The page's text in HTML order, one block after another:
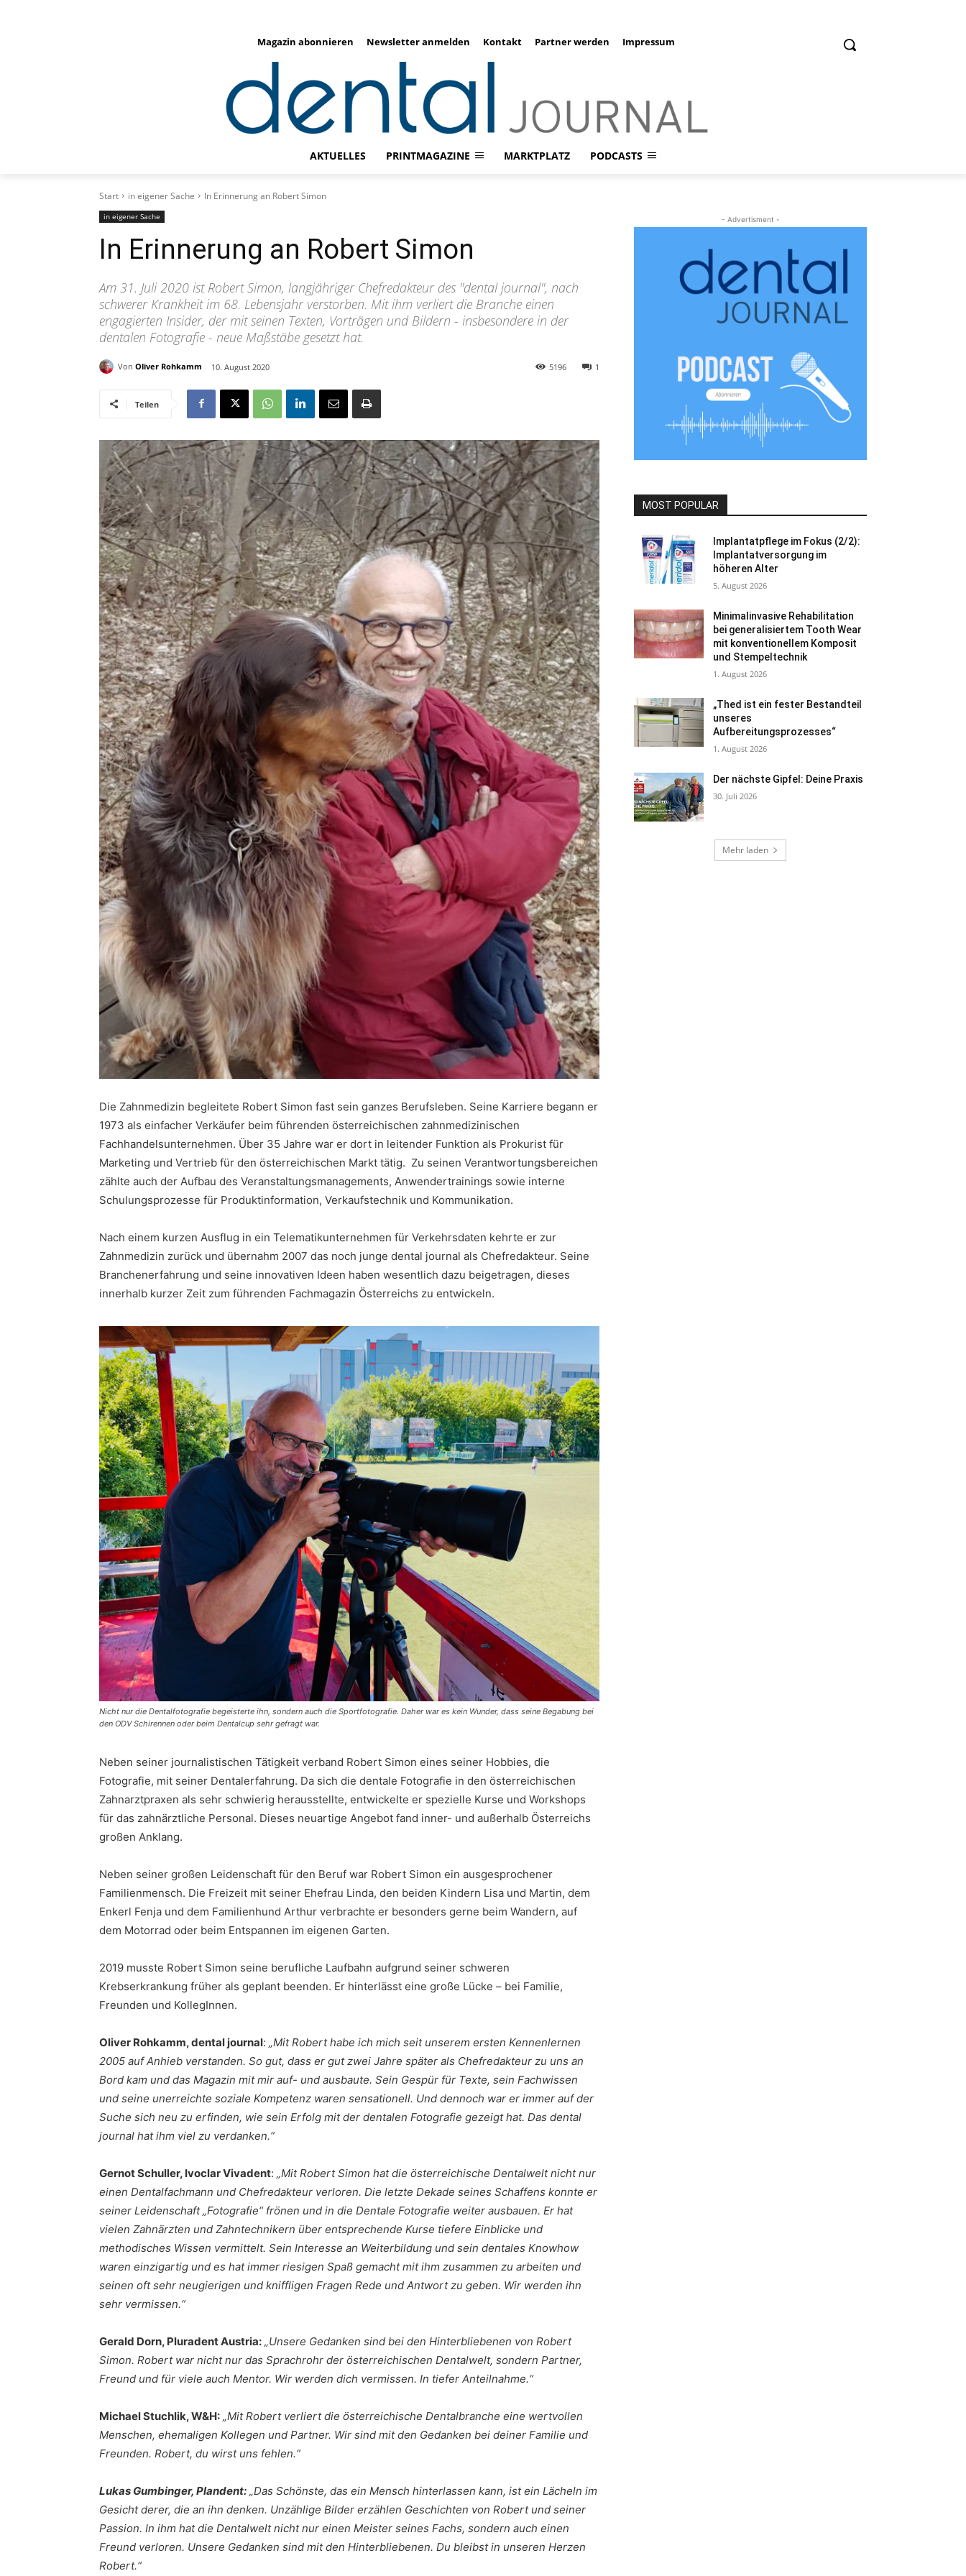
Magazin abonnieren Newsletter anmelden Kontakt Partner werden Impressum
AKTUELLES PRINTMAGAZINE MARKTPLATZ PODCASTS
Start in eigener Sache In Erinnerung an Robert Simon
in eigener Sache
In Erinnerung an Robert Simon
Am 31. Juli 2020 ist Robert Simon, langjähriger Chefredakteur des "dental journal", nach
schwerer Krankheit im 68. Lebensjahr verstorben. Mit ihm verliert die Branche einen
engagierten Insider, der mit seinen Texten, Vorträgen und Bildern - insbesondere in der
dentalen Fotografie - neue Maßstäbe gesetzt hat.
Von Oliver Rohkamm 10. August 2020 1
5196
Teilen
Die Zahnmedizin begleitete Robert Simon fast sein ganzes Berufsleben. Seine Karriere begann er
1973 als einfacher Verkäufer beim führenden österreichischen zahnmedizinischen
Fachhandelsunternehmen. Über 35 Jahre war er dort in leitender Funktion als Prokurist für
Marketing und Vertrieb für den österreichischen Markt tätig. Zu seinen Verantwortungsbereichen
zählte auch der Aufbau des Veranstaltungsmanagements, Anwendertrainings sowie interne
Schulungsprozesse für Produktinformation, Verkaufstechnik und Kommunikation.
Nach einem kurzen Ausflug in ein Telematikunternehmen für Verkehrsdaten kehrte er zur
Zahnmedizin zurück und übernahm 2007 das noch junge dental journal als Chefredakteur. Seine
Branchenerfahrung und seine innovativen Ideen haben wesentlich dazu beigetragen, dieses
innerhalb kurzer Zeit zum führenden Fachmagazin Österreichs zu entwickeln.
Nicht nur die Dentalfotografie begeisterte ihn, sondern auch die Sportfotografie. Daher war es kein Wunder, dass seine Begabung bei
den ODV Schirennen oder beim Dentalcup sehr gefragt war.
Neben seiner journalistischen Tätigkeit verband Robert Simon eines seiner Hobbies, die
Fotografie, mit seiner Dentalerfahrung. Da sich die dentale Fotografie in den österreichischen
Zahnarztpraxen als sehr schwierig herausstellte, entwickelte er spezielle Kurse und Workshops
für das zahnärztliche Personal. Dieses neuartige Angebot fand inner- und außerhalb Österreichs
großen Anklang.
Neben seiner großen Leidenschaft für den Beruf war Robert Simon ein ausgesprochener
Familienmensch. Die Freizeit mit seiner Ehefrau Linda, den beiden Kindern Lisa und Martin, dem
Enkerl Fenja und dem Familienhund Arthur verbrachte er besonders gerne beim Wandern, auf
dem Motorrad oder beim Entspannen im eigenen Garten.
2019 musste Robert Simon seine berufliche Laufbahn aufgrund seiner schweren
Krebserkrankung früher als geplant beenden. Er hinterlässt eine große Lücke – bei Familie,
Freunden und KollegInnen.
Oliver Rohkamm, dental journal: „Mit Robert habe ich mich seit unserem ersten Kennenlernen
2005 auf Anhieb verstanden. So gut, dass er gut zwei Jahre später als Chefredakteur zu uns an
Bord kam und das Magazin mit mir auf- und ausbaute. Sein Gespür für Texte, sein Fachwissen
und seine unerreichte soziale Kompetenz waren sensationell. Und dennoch war er immer auf der
Suche sich neu zu erfinden, wie sein Erfolg mit der dentalen Fotografie gezeigt hat. Das dental
journal hat ihm viel zu verdanken.“
Gernot Schuller, Ivoclar Vivadent: „Mit Robert Simon hat die österreichische Dentalwelt nicht nur
einen Dentalfachmann und Chefredakteur verloren. Die letzte Dekade seines Schaffens konnte er
seiner Leidenschaft „Fotografie“ frönen und in die Dentale Fotografie weiter ausbauen. Er hat
vielen Zahnärzten und Zahntechnikern über entsprechende Kurse tiefere Einblicke und
methodisches Wissen vermittelt. Sein Interesse an Weiterbildung und sein dentales Knowhow
waren einzigartig und es hat immer riesigen Spaß gemacht mit ihm zusammen zu arbeiten und
seinen oft sehr neugierigen und kniffligen Fragen Rede und Antwort zu geben. Wir werden ihn
sehr vermissen.“
Gerald Dorn, Pluradent Austria: „Unsere Gedanken sind bei den Hinterbliebenen von Robert
Simon. Robert war nicht nur das Sprachrohr der österreichischen Dentalwelt, sondern Partner,
Freund und für viele auch Mentor. Wir werden dich vermissen. In tiefer Anteilnahme.“
Michael Stuchlik, W&H: „Mit Robert verliert die österreichische Dentalbranche eine wertvollen
Menschen, ehemaligen Kollegen und Partner. Wir sind mit den Gedanken bei deiner Familie und
Freunden. Robert, du wirst uns fehlen.“
Lukas Gumbinger, Plandent: „Das Schönste, das ein Mensch hinterlassen kann, ist ein Lächeln im
Gesicht derer, die an ihn denken. Unzählige Bilder erzählen Geschichten von Robert und seiner
Passion. In ihm hat die Dentalwelt nicht nur einen Meister seines Fachs, sondern auch einen
Freund verloren. Unsere Gedanken sind mit den Hinterbliebenen. Du bleibst in unseren Herzen
Robert.“
- Advertisment -
MOST POPULAR
Implantatpflege im Fokus (2/2):
Implantatversorgung im
höheren Alter
5. August 2026
Minimalinvasive Rehabilitation
bei generalisiertem Tooth Wear
mit konventionellem Komposit
und Stempeltechnik
1. August 2026
„Thed ist ein fester Bestandteil
unseres
Aufbereitungsprozesses“
1. August 2026
Der nächste Gipfel: Deine Praxis
30. Juli 2026
Mehr laden